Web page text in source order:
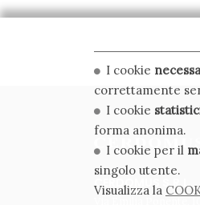
CERDOMUS S.R.L.
I cookie
correttamente
I cookie
forma anonima.
I cookie per il
singolo utente.
Visualizza la